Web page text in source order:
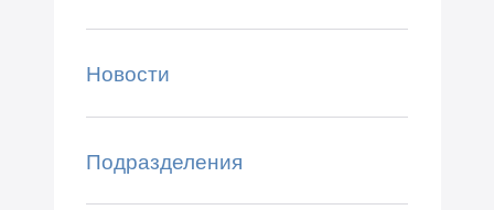
Новости
Подразделения